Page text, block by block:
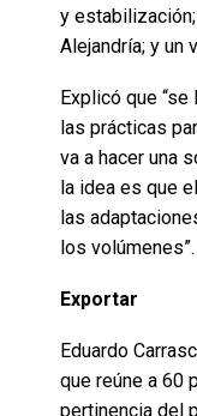
y
Alejandría; y un
Explicó que
las prácticas
va a hacer una
la idea es que
las
los volúmenes”.
Exportar
Eduardo
que reúne a 60
pertinencia del